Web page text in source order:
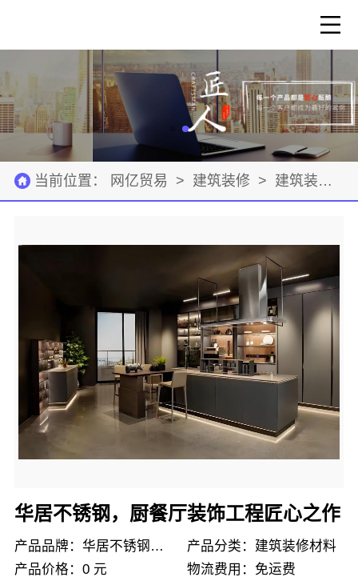
当前位置： 网亿贸易 > 建筑装修 > 建筑装修材料
华居不锈钢，厨餐厅装饰工程匠心之作
产品品牌：华居不锈钢定制
产品分类：建筑装修材料
产品价格：0 元
物流费用：免运费